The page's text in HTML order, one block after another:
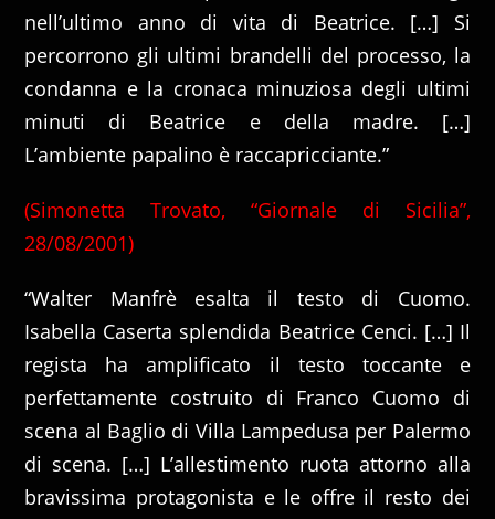
nell’ultimo anno di vita di Beatrice. […] Si
percorrono gli ultimi brandelli del processo, la
condanna e la cronaca minuziosa degli ultimi
minuti di Beatrice e della madre. […]
L’ambiente papalino è raccapricciante.”
(Simonetta Trovato, “Giornale di Sicilia”,
28/08/2001)
“Walter Manfrè esalta il testo di Cuomo.
Isabella Caserta splendida Beatrice Cenci. […] Il
regista ha amplificato il testo toccante e
perfettamente costruito di Franco Cuomo di
scena al Baglio di Villa Lampedusa per Palermo
di scena. […] L’allestimento ruota attorno alla
bravissima protagonista e le offre il resto dei